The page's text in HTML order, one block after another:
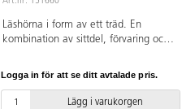
Läshörna i form av ett träd. En
kombination av sittdel, förvaring och
L200xB200 cm.
Logga in för att se ditt avtalade pris.
Lägg i varukorgen